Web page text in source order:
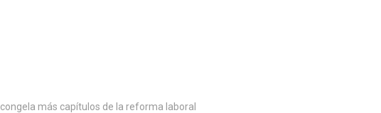
más capítulos de la reforma laboral